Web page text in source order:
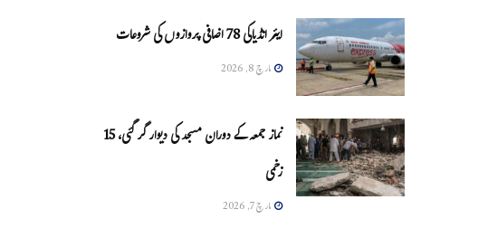
ایئر انڈیاکی 78 اضافی پروازوں کی شروعات
مارچ 8, 2026
نماز جمعہ کے دوران مسجد کی دیوار گر گئی، 15
زخمی
مارچ 7, 2026